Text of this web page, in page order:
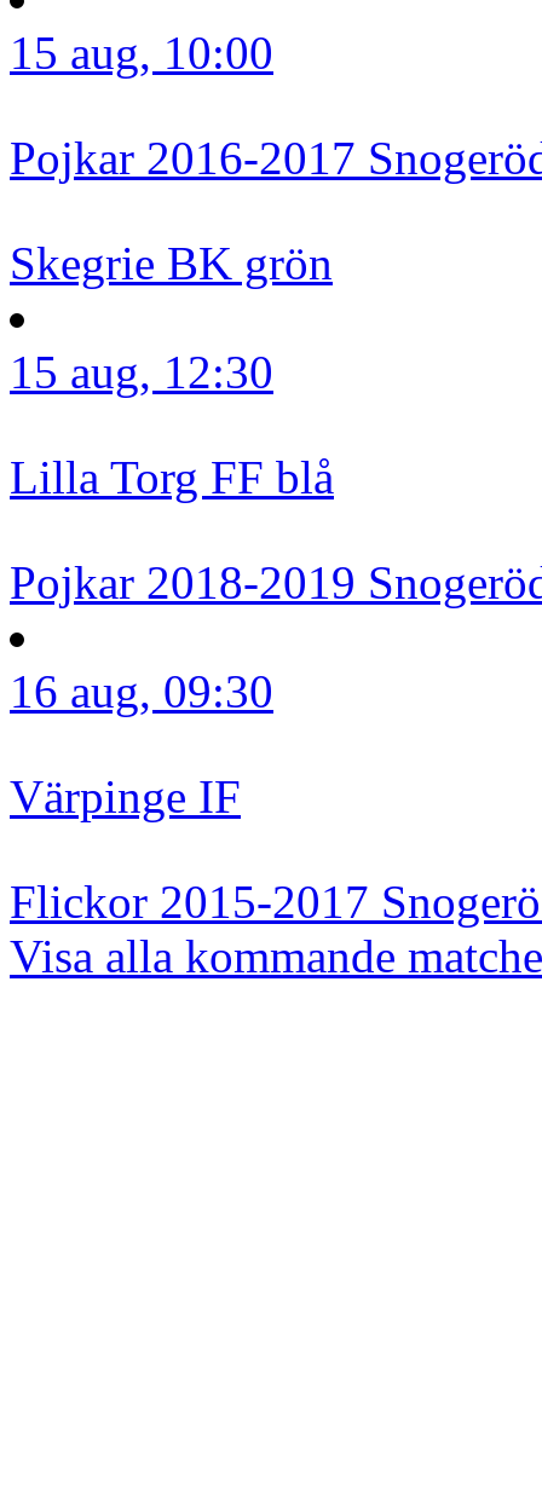
15 aug, 10:00
Pojkar 2016-2017
Skegrie BK grön
15 aug, 12:30
Lilla Torg FF blå
Pojkar 2018-2019
16 aug, 09:30
Värpinge IF
Flickor 2015-2017
Visa alla kommande